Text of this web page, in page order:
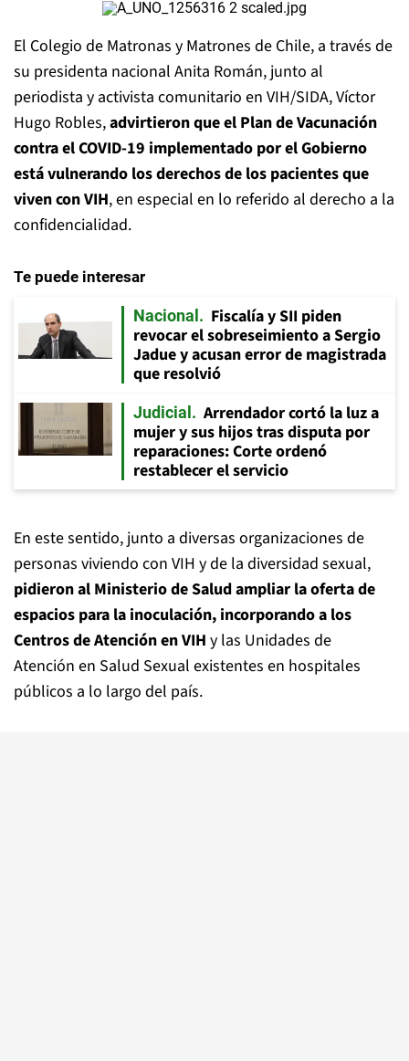
El Colegio de Matronas y Matrones de Chile, a través de
su presidenta nacional Anita Román, junto al
periodista y activista comunitario en VIH/SIDA, Víctor
Hugo Robles,advirtieron que el Plan de Vacunación
contra el COVID-19 implementado por el Gobierno
está vulnerando los derechos de los pacientes que
viven con VIH, en especial en lo referido al derecho a la
confidencialidad.
Te puede interesar
Nacional
Fiscalía y SII piden
revocar el sobreseimiento a Sergio
Jadue y acusan error de magistrada
que resolvió
Judicial
Arrendador cortó la luz a
mujer y sus hijos tras disputa por
reparaciones: Corte ordenó
restablecer el servicio
En este sentido, junto a diversas organizaciones de
personas viviendo con VIH y de la diversidad sexual,
pidieron al Ministerio de Salud ampliar la oferta de
espacios para la inoculación, incorporando a los
Centros de Atención en VIH y las Unidades de
Atención en Salud Sexual existentes en hospitales
públicos a lo largo del país.